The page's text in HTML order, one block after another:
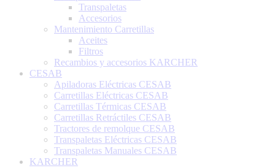
Transpaletas
Accesorios
Mantenimiento Carretillas
Aceites
Filtros
Recambios y accesorios KARCHER
CESAB
Apiladoras Eléctricas CESAB
Carretillas Eléctricas CESAB
Carretillas Térmicas CESAB
Carretillas Retráctiles CESAB
Tractores de remolque CESAB
Transpaletas Eléctricas CESAB
Transpaletas Manuales CESAB
KARCHER